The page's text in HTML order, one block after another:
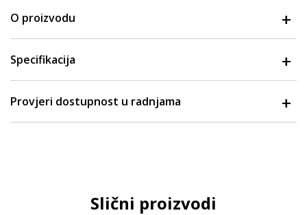
O proizvodu
Specifikacija
Provjeri dostupnost u radnjama
Slični proizvodi